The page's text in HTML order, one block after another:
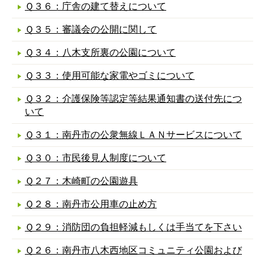
Ｑ３６：庁舎の建て替えについて
Ｑ３５：審議会の公開に関して
Ｑ３４：八木支所裏の公園について
Ｑ３３：使用可能な家電やゴミについて
Ｑ３２：介護保険等認定等結果通知書の送付先につ
いて
Ｑ３１：南丹市の公衆無線ＬＡＮサービスについて
Ｑ３０：市民後見人制度について
Ｑ２７：木崎町の公園遊具
Ｑ２８：南丹市公用車の止め方
Ｑ２９：消防団の負担軽減もしくは手当てを下さい
Ｑ２６：南丹市八木西地区コミュニティ公園および